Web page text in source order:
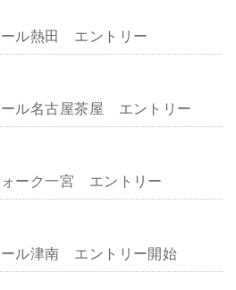
ル熱田 エントリー
ル名古屋茶屋 エントリー
ーク一宮 エントリー
ル津南 エントリー開始